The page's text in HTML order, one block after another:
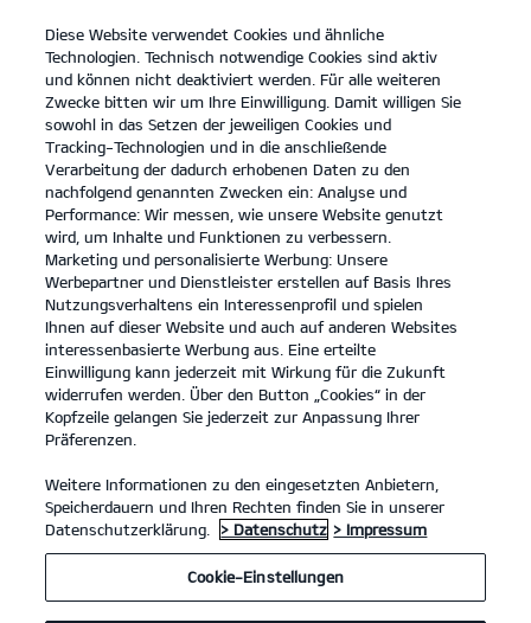
open
menu
KONTAKT
Kia PBV Nutzfahrzeuge
... KIA PBV NUTZFAHRZEUGE
Diese Website verwendet Cookies und ähnliche
Technologien. Technisch notwendige Cookies sind aktiv
und können nicht deaktiviert werden. Für alle weiteren
Zwecke bitten wir um Ihre Einwilligung. Damit willigen Sie
sowohl in das Setzen der jeweiligen Cookies und
Tracking-Technologien und in die anschließende
Verarbeitung der dadurch erhobenen Daten zu den
nachfolgend genannten Zwecken ein: Analyse und
Performance: Wir messen, wie unsere Website genutzt
wird, um Inhalte und Funktionen zu verbessern.
Marketing und personalisierte Werbung: Unsere
Werbepartner und Dienstleister erstellen auf Basis Ihres
Nutzungsverhaltens ein Interessenprofil und spielen
Ihnen auf dieser Website und auch auf anderen Websites
interessenbasierte Werbung aus. Eine erteilte
Einwilligung kann jederzeit mit Wirkung für die Zukunft
widerrufen werden. Über den Button „Cookies“ in der
Kopfzeile gelangen Sie jederzeit zur Anpassung Ihrer
Präferenzen.
Weitere Informationen zu den eingesetzten Anbietern,
Speicherdauern und Ihren Rechten finden Sie in unserer
Datenschutzerklärung.
> Datenschutz > Impressum
Cookie-Einstellungen